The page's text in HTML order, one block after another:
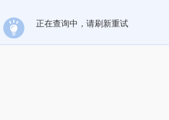
正在查询中，请刷新重试